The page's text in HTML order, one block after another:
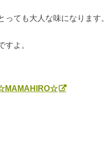
ても大人な味になります。
よ。